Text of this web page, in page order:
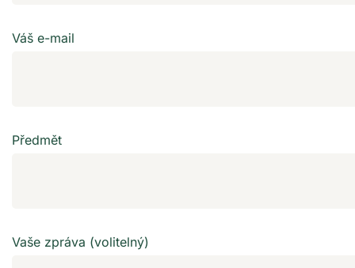
Váš e-mail
Předmět
Vaše zpráva (volitelný)